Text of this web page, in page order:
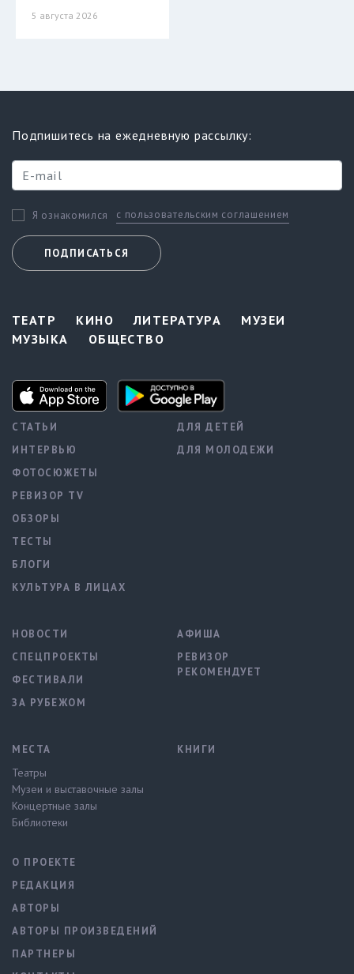
5 августа 2026
Подпишитесь на ежедневную рассылку:
Я ознакомился с пользовательским соглашением
ПОДПИСАТЬСЯ
ТЕАТР КИНО ЛИТЕРАТУРА
МУЗЕИ
МУЗЫКА
ОБЩЕСТВО
СТАТЬИ
ИНТЕРВЬЮ
ФОТОСЮЖЕТЫ
РЕВИЗОР TV
ОБЗОРЫ
ТЕСТЫ
БЛОГИ
КУЛЬТУРА В ЛИЦАХ
ДЛЯ ДЕТЕЙ
ДЛЯ МОЛОДЕЖИ
НОВОСТИ
СПЕЦПРОЕКТЫ
ФЕСТИВАЛИ
ЗА РУБЕЖОМ
АФИША
РЕВИЗОР
РЕКОМЕНДУЕТ
МЕСТА
Театры
Музеи и выставочные залы
Концертные залы
Библиотеки
КНИГИ
О ПРОЕКТЕ
РЕДАКЦИЯ
АВТОРЫ
АВТОРЫ ПРОИЗВЕДЕНИЙ
ПАРТНЕРЫ